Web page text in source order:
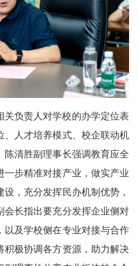
关负责人对学校的办学定位表
、人才培养模式、校企联动机
清胜副理事长强调教育应全
步精准对接产业，做实产业
，充分发挥民办机制优势，
会长指出要充分发挥企业侧对
以及学校侧在专业对接与合作
积极协调各方资源，助力解决